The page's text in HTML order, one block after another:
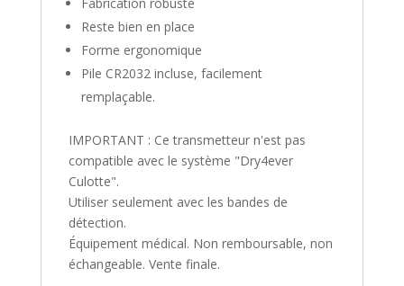
Reste bien en place
Forme ergonomique
Pile CR2032 incluse, facilement
remplaçable.
IMPORTANT : Ce transmetteur n'est pas
compatible avec le système "Dry4ever
Culotte".
Utiliser seulement avec les bandes de
détection.
Équipement médical. Non remboursable, non
échangeable. Vente finale.